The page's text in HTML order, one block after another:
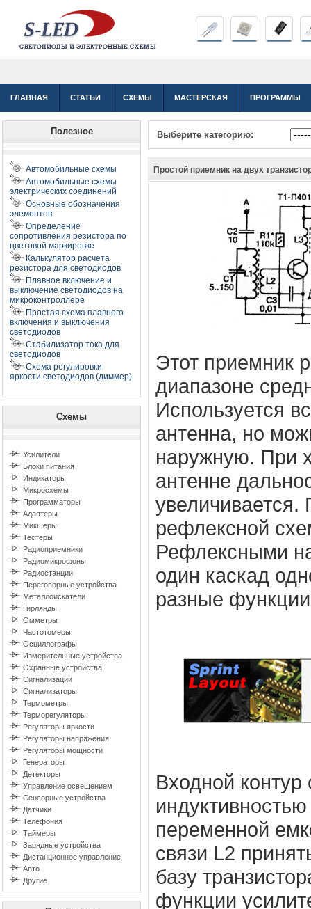
ГЛАВНАЯ СТАТЬИ СХЕМЫ МАСТЕРСКАЯ ПРОГРАММЫ
Полезное
Автомобильные схемы
Автомобильные схемы
электрических соединений
Основные обозначения
элементов
Определение
сопротивления резистора по
цветовой маркировке
Калькулятор расчета
резистора для светодиодов
Плавное включение и
выключение светодиодов на
микроконтроллере
Простая схема плавного
включения и выключения
светодиодов
Стабилизатор тока для
светодиодов
Схема регулировки
яркости светодиодов (диммер)
Схемы
Усилители
Блоки питания
Индикаторы
Микросхемы
Программаторы
Адаптеры
Микшеры
Тестеры
Радиоприемники
Радиомикрофоны
Радиостанции
Переговорные устройства
Металлоискатели
Гирлянды
Омметры
Частотомеры
Осциллографы
Измерительные устройства
Охранные устройства
Сигнализации
Сигнализаторы
Термометры
Терморегуляторы
Регуляторы яркости
Регуляторы напряжения
Регуляторы мощности
Генераторы
Детекторы
Управление освещением
Сенсорные устройства
Датчики
Телефония
Таймеры
Зарядные устройства
Дистанционное управление
Авто
Другие
Выберите категорию:
Простой приемник на двух
Этот приемник
диапазоне
Используется
антенна, но
наружную. При
антенне
рефлексной
Рефлексными
один каскад
разные
Входной контур
переменной
связи L2
базу
функции